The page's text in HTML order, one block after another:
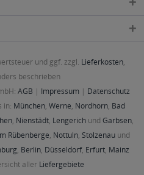
und ggf. zzgl. Lieferkosten,
beschrieben
AGB | Impressum | Datenschutz
in: München, Werne, Nordhorn, Bad
, Nienstädt, Lengerichund Garbsen,
Rübenberge, Nottuln, Stolzenau und
, Berlin, Düsseldorf, Erfurt, Mainz
aller Liefergebiete